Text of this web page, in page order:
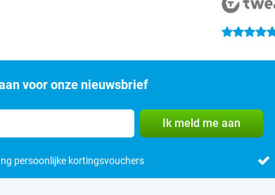
5 sterren
voor onze nieuwsbrief
Ik meld me aan
persoonlijke kortingsvouchers